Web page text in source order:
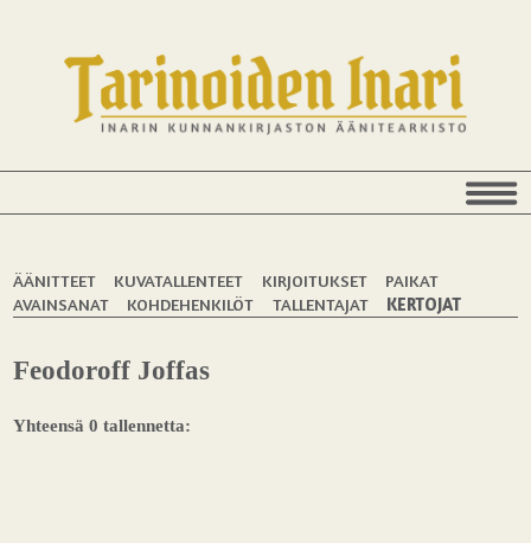
ÄÄNITTEET KUVATALLENTEET KIRJOITUKSET
PAIKAT
AVAINSANAT
KOHDEHENKILÖT TALLENTAJAT KERTOJAT
Feodoroff Joffas
Yhteensä 0 tallennetta: